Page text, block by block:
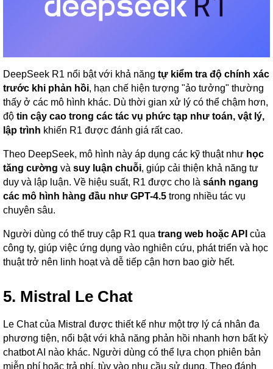
DeepSeek R1 nổi bật với khả năng tự kiểm tra độ chính xác
trước khi phản hồi, hạn chế hiện tượng "ảo tưởng" thường
thấy ở các mô hình khác. Dù thời gian xử lý có thể chậm hơn,
độ tin cậy cao trong các tác vụ phức tạp như toán, vật lý,
lập trình khiến R1 được đánh giá rất cao.
Theo DeepSeek, mô hình này áp dụng các kỹ thuật như học
tăng cường và suy luận chuỗi, giúp cải thiện khả năng tư
duy và lập luận. Về hiệu suất, R1 được cho là sánh ngang
các mô hình hàng đầu như GPT-4.5 trong nhiều tác vụ
chuyên sâu.
Người dùng có thể truy cập R1 qua trang web hoặc API của
công ty, giúp việc ứng dụng vào nghiên cứu, phát triển và học
thuật trở nên linh hoạt và dễ tiếp cận hơn bao giờ hết.
5. Mistral Le Chat
Le Chat của Mistral được thiết kế như một trợ lý cá nhân đa
phương tiện, nổi bật với khả năng phản hồi nhanh hơn bất kỳ
chatbot AI nào khác. Người dùng có thể lựa chọn phiên bản
miễn phí hoặc trả phí, tùy vào nhu cầu sử dụng. Theo đánh